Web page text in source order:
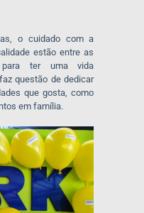
o cuidado com a
estão entre as
para ter uma vida
questão de dedicar
que gosta, como
em família.